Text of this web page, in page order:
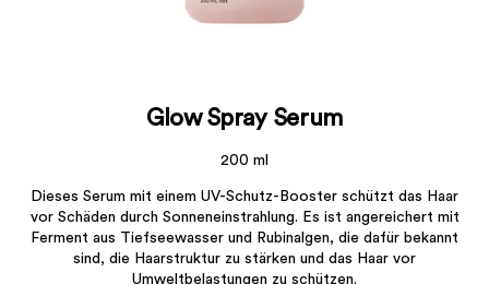
Glow Spray Serum
200 ml
Dieses Serum mit einem UV-Schutz-Booster schützt das Haar
vor Schäden durch Sonneneinstrahlung. Es ist angereichert mit
Ferment aus Tiefseewasser und Rubinalgen, die dafür bekannt
sind, die Haarstruktur zu stärken und das Haar vor
Umweltbelastungen zu schützen.